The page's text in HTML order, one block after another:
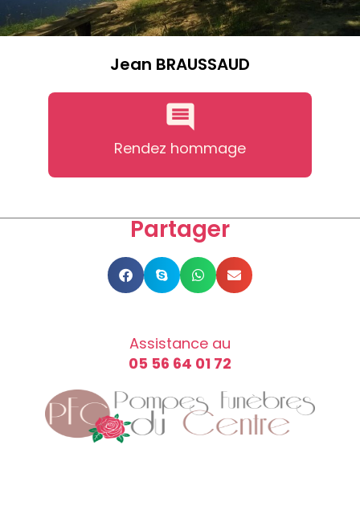
Jean BRAUSSAUD
Rendez hommage
Partager
Assistance au
05 56 64 01 72